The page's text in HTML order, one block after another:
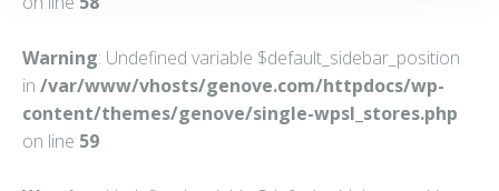
Warning: Undefined variable $default_sidebar_position
in /var/www/vhosts/genove.com/httpdocs/wp-
content/themes/genove/single-wpsl_stores.php
on line 59